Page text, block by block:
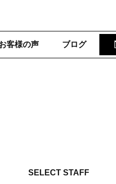
客様の声 ブログ
SELECT STAFF